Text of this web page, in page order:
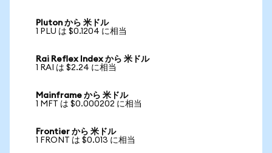
Pluton から 米ドル
1 PLU は $0.1204 に相当
Rai Reflex Index から 米ドル
1 RAI は $2.24 に相当
Mainframe から 米ドル
1 MFT は $0.000202 に相当
Frontier から 米ドル
1 FRONT は $0.013 に相当